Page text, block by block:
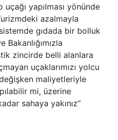
yapılması yönünde
azalmayla
gıdada bir bolluk
zincirde belli alanlara
uçaklarımızı yolcu
maliyetleriyle
mi, üzerine
sahaya yakınız”